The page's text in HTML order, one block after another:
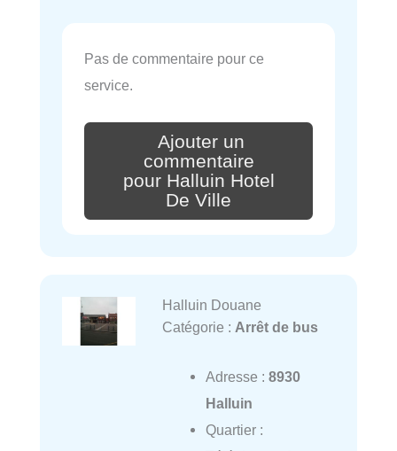
Pas de commentaire pour ce
service.
Ajouter un
commentaire
pour Halluin Hotel
De Ville
Halluin Douane
Catégorie : Arrêt de bus
Adresse : 8930
Halluin
Quartier :